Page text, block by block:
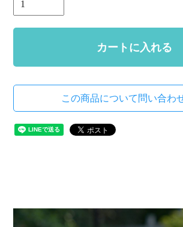
カートに入れる
この商品について問い合わ